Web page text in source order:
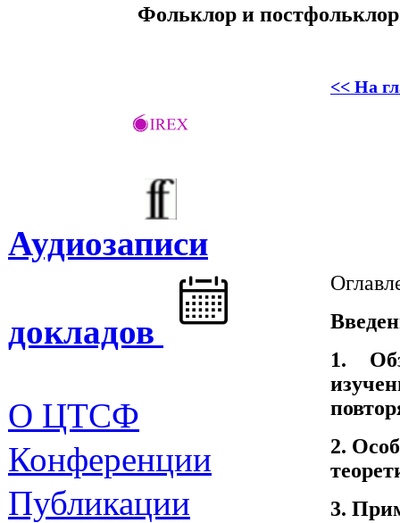
Фольклор и
Аудиозаписи
докладов
О ЦТСФ
Конференции
Публикации
<< На
1.
2.
3.